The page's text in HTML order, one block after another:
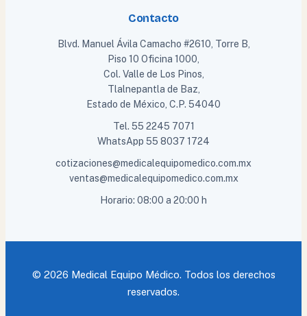
Contacto
Blvd. Manuel Ávila Camacho #2610, Torre B,
Piso 10 Oficina 1000,
Col. Valle de Los Pinos,
Tlalnepantla de Baz,
Estado de México, C.P. 54040
Tel. 55 2245 7071
WhatsApp 55 8037 1724
cotizaciones@medicalequipomedico.com.mx
ventas@medicalequipomedico.com.mx
Horario: 08:00 a 20:00 h
© 2026 Medical Equipo Médico. Todos los derechos
reservados.